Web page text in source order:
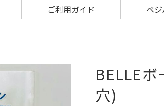
ご利用ガイド ベジ
BELLE
穴)